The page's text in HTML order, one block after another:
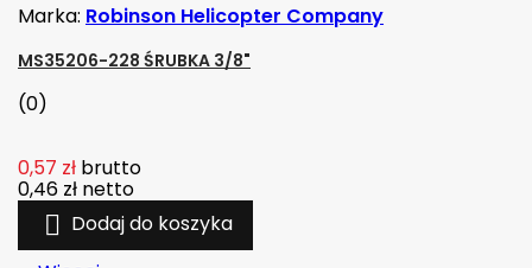
Marka: Robinson Helicopter Company
MS35206-228 ŚRUBKA 3/8"
(0)
0,57 zł brutto
0,46 zł netto
 Dodaj do koszyka